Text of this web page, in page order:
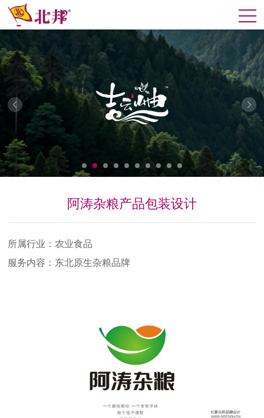
阿涛杂粮产品包装设计
所属行业：农业食品
服务内容：东北原生杂粮品牌